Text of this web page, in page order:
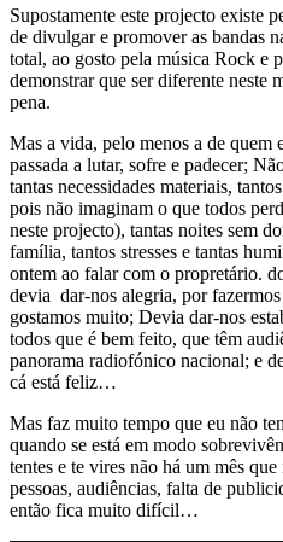
Supostamente este projecto existe
de divulgar e promover as bandas
total, ao gosto pela música Rock e
demonstrar que ser diferente neste
pena.
Mas a vida, pelo menos a de quem
passada a lutar, sofre e padecer;
tantas necessidades materiais,
pois não imaginam o que todos
neste projecto), tantas noites sem
família, tantos stresses e tantas
ontem ao falar com o propretário.
devia dar-nos alegria, por
gostamos muito; Devia dar-nos
todos que é bem feito, que têm
panorama radiofónico nacional; e
cá está feliz…
Mas faz muito tempo que eu não
quando se está em modo
tentes e te vires não há um mês
pessoas, audiências, falta de
então fica muito difícil…